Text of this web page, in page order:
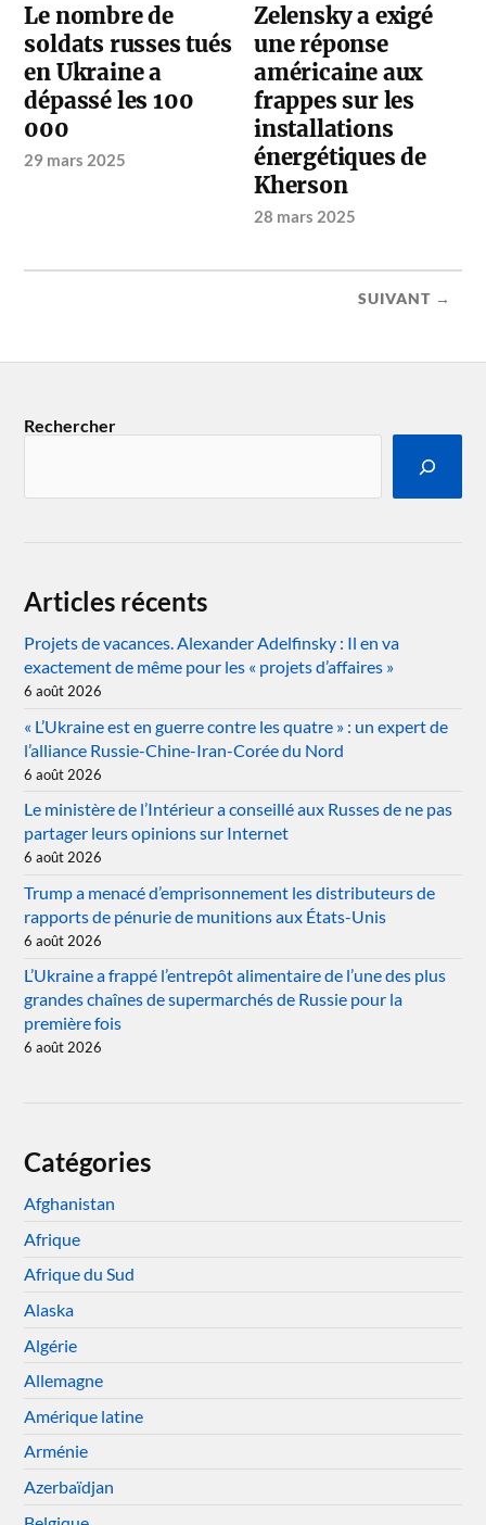
Le nombre de
soldats russes tués
en Ukraine a
dépassé les 100
000
29 mars 2025
Zelensky a exigé
une réponse
américaine aux
frappes sur les
installations
énergétiques de
Kherson
28 mars 2025
SUIVANT →
Rechercher
Articles récents
Projets de vacances. Alexander Adelfinsky : Il en va
exactement de même pour les « projets d’affaires »
6 août 2026
« L’Ukraine est en guerre contre les quatre » : un expert de
l’alliance Russie-Chine-Iran-Corée du Nord
6 août 2026
Le ministère de l’Intérieur a conseillé aux Russes de ne pas
partager leurs opinions sur Internet
6 août 2026
Trump a menacé d’emprisonnement les distributeurs de
rapports de pénurie de munitions aux États-Unis
6 août 2026
L’Ukraine a frappé l’entrepôt alimentaire de l’une des plus
grandes chaînes de supermarchés de Russie pour la
première fois
6 août 2026
Catégories
Afghanistan
Afrique
Afrique du Sud
Alaska
Algérie
Allemagne
Amérique latine
Arménie
Azerbaïdjan